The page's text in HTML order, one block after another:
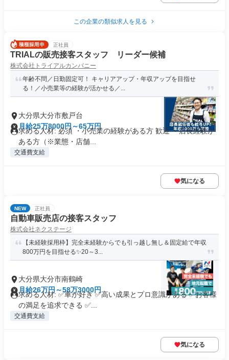
この企業の類似求人を見る
正社員
TRIALの販売接客スタッフ リーダー候補
株式会社トライアルカンパニー
年齢不問／日勤固定可！ キャリアアップ・年収アップを目指せ
る！／小売業等の経験が活かせる／...
大分県大分市敷戸台
月給25万8000円～65万円
求める人材: 必須 ・小売業の経験がある方 歓迎 ・店長経験が
ある方（※業態・店舗...
交通費支給
気になる
NEW 正社員
自動車販売店の接客スタッフ
株式会社ネクステージ
【未経験採用枠】完全未経験からでも引っ越し無し＆固定給で年収
800万円を目指せる✨20～3...
大分県大分市南鶴崎
月給26万円～58万3000円
求める人材: ✅車が好き ✅高い成果とプロ意識がある ✅お客様
の満足を追求できる ✅...
交通費支給
気になる